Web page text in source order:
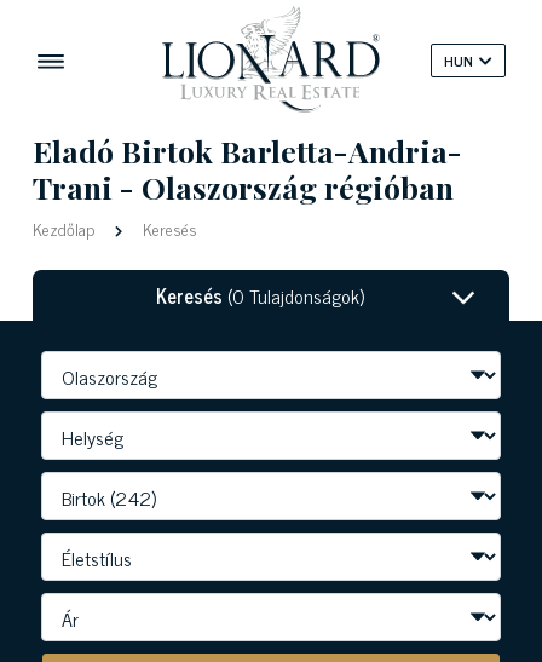
HUN
Eladó Birtok Barletta-Andria-
Trani - Olaszország régióban
Kezdőlap Keresés
Keresés (0 Tulajdonságok)